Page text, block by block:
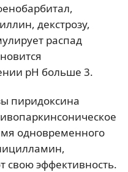
декстрозу,
распад
pH больше 3.
пиридоксина
одновременного
свою эффективность.